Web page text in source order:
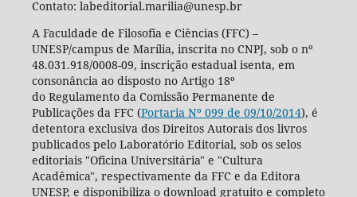
Contato: labeditorial.marilia@unesp.br
A Faculdade de Filosofia e Ciências (FFC) –
UNESP/campus de Marília, inscrita no CNPJ, sob o nº
48.031.918/0008-09, inscrição estadual isenta, em
consonância ao disposto no Artigo 18º
do Regulamento da Comissão Permanente de
Publicações da FFC (Portaria Nº 099 de 09/10/2014), é
detentora exclusiva dos Direitos Autorais dos livros
publicados pelo Laboratório Editorial, sob os selos
editoriais "Oficina Universitária" e "Cultura
Acadêmica", respectivamente da FFC e da Editora
UNESP, e disponibiliza o download gratuito e completo